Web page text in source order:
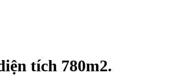
tích 780m2.